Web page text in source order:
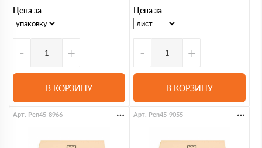
Цена за
- +
В КОРЗИНУ
Цена за
- +
В КОРЗИНУ
Арт. Pen45-8966 Арт. Pen45-9055